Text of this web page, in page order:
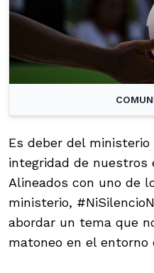
Es deber del
integridad de nuestros
Alineados con uno de
ministerio,
abordar un tema que
matoneo en el entorno